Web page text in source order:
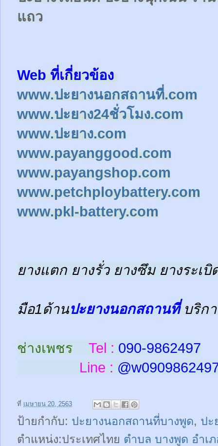
แถว
Web ที่เกี่ยวข้อง
www.ปะยางนอกสถานที่.com
www.ปะยาง24ชั่วโมง.com
www.ปะยาง.com
www.payanggood.com
www.payangshop.com
www.petchploybattery.com
www.pkl-battery.com
ยางแตก ยางรั่ว ยางซึม ยางระเบิ
มือ1ด้านปะยางนอกสถานที่ บริก
ช่างเพชร Tel : 090-9862497
Line : @w
ที่ เมษายน 20, 2563
ป้ายกำกับ: ปะยางนอกสถานที่บางพูด, ปะ
ตำแหน่ง:ประเทศไทย ตำบล บางพูด อำเ